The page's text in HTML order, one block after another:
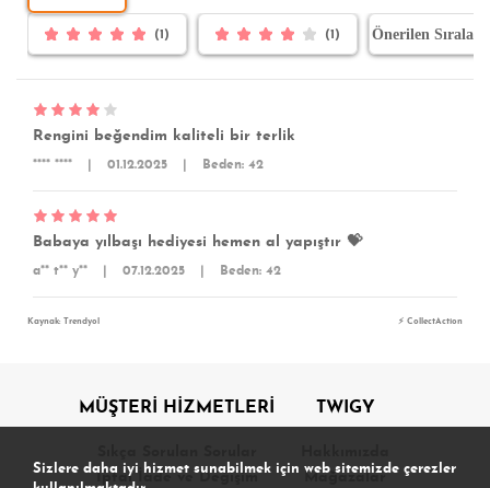
(1) (1)
Rengini beğendim kaliteli bir terlik
**** **** 01.12.2025 Beden: 42
Babaya yılbaşı hediyesi hemen al yapıştır 💝
a** t** y** 07.12.2025 Beden: 42
Kaynak: Trendyol ⚡ CollectAction
MÜŞTERİ HİZMETLERİ
İptal İade ve Değişim
TWIGY
Mağazalar
Sizlere daha iyi hizmet sunabilmek için web sitemizde çerezler